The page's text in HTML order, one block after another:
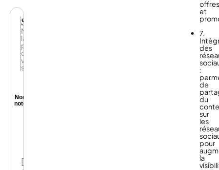
laissée
par
chaque
utilisateur
afin
de
proposer
des
campagnes
SaleCycle
Maximisez
la
performance
de
votre
site
Non
noté
votre
site
et
7.
des
:
de
du
sur
les
pour
la